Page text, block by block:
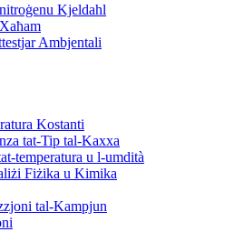
Kjeldahl
Ambjentali
Kostanti
tat-Tip tal-Kaxxa
temperatura u l-umdità
Fiżika u Kimika
tal-Kampjun